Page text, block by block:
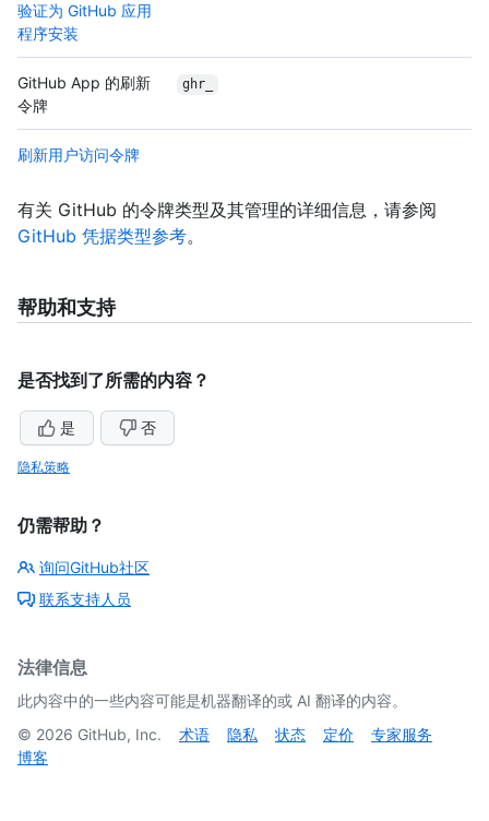
验证为 GitHub 应用
程序安装
GitHub App 的刷新
令牌
ghr_
刷新用户访问令牌
有关 GitHub 的令牌类型及其管理的详细信息，请参阅
GitHub 凭据类型参考。
帮助和支持
是否找到了所需的内容？
是 否
隐私策略
仍需帮助？
询问GitHub社区
联系支持人员
法律信息
此内容中的一些内容可能是机器翻译的或 AI 翻译的内容。
© 2026 GitHub, Inc. 术语 隐私 状态 定价
专家服务
博客